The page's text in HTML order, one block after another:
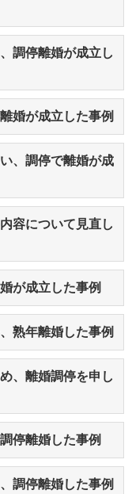
調停離婚が成立し
婚が成立した事例
、調停で離婚が成
容について見直し
が成立した事例
熟年離婚した事例
、離婚調停を申し
停離婚した事例
調停離婚した事例